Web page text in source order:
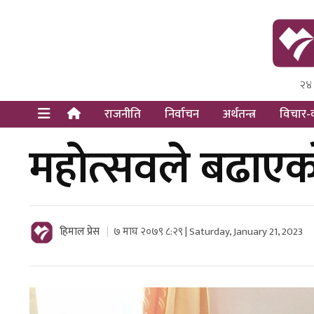
Himal
Dot
राजनीति निर्वाचन अर्थतन्त्र विचार-
महोत्सवले
हिमाल प्रेस ७ माघ २०७९ ८:२९ | Saturday, January 21, 2023